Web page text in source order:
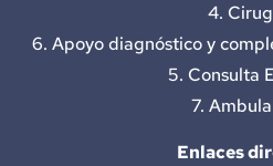
4.
6. Apoyo diagnóstico y
5. Consulta
7.
Enlaces